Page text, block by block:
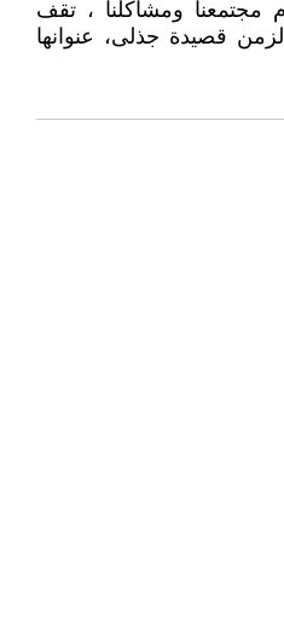
مجتمعنا ومشاكلنا ، تقف
قصيدة جذلى، عنوانها